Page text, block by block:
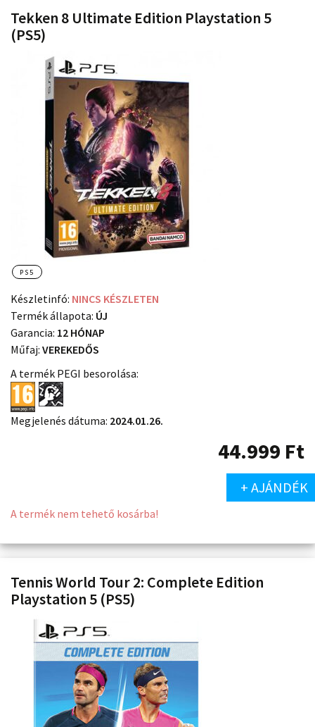
Tekken 8 Ultimate Edition Playstation 5
(PS5)
PS5
Készletinfó: NINCS KÉSZLETEN
Termék állapota: ÚJ
Garancia: 12 HÓNAP
Műfaj: VEREKEDŐS
A termék PEGI besorolása:
Megjelenés dátuma: 2024.01.26.
44.999 Ft
+ AJÁNDÉK
A termék nem tehető kosárba!
Tennis World Tour 2: Complete Edition
Playstation 5 (PS5)